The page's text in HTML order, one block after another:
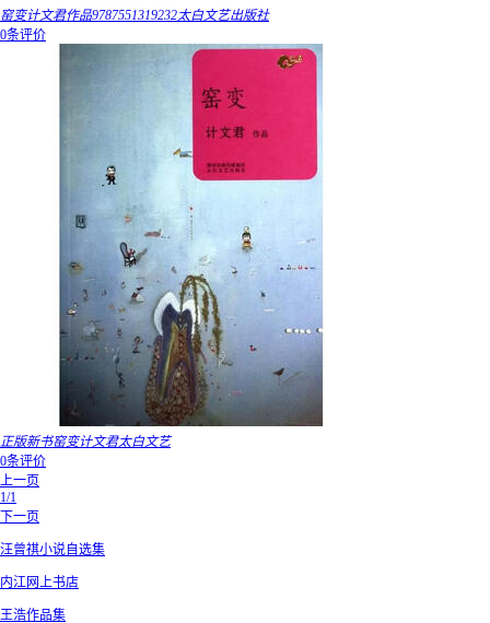
窑变计文君作品9787551319232太白文艺出版社
0条评价
正版新书窑变计文君太白文艺
0条评价
上一页
1/1
下一页
汪曾祺小说自选集
内江网上书店
王浩作品集